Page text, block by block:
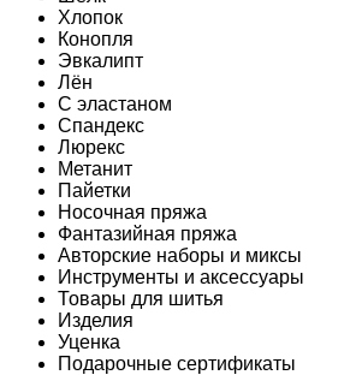
Хлопок
Конопля
Эвкалипт
Лён
C эластаном
Спандекс
Люрекс
Метанит
Пайетки
Носочная пряжа
Фантазийная пряжа
Авторские наборы и миксы
Инструменты и аксессуары
Товары для шитья
Изделия
Уценка
Подарочные сертификаты